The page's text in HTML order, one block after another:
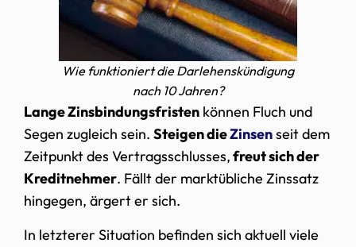
Wie funktioniert die Darlehenskündigung
nach 10 Jahren?
Lange Zinsbindungsfristen können Fluch und
Segen zugleich sein. Steigen dieZinsenseit dem
Zeitpunkt des Vertragsschlusses,freut sich der
Kreditnehmer. Fällt der marktübliche Zinssatz
hingegen, ärgert er sich.
In letzterer Situation befinden sich aktuell viele